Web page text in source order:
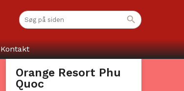
Kontakt
Orange Resort Phu
Quoc